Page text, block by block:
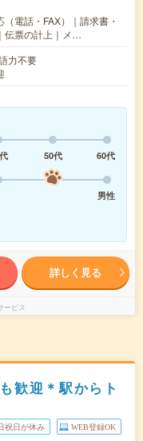
電話・FAX）｜請求書・
伝票の計上｜メ…
力不要
50代
60代
男性
詳しく見る
ービス
歓迎＊駅からト
祝日が休み WEB登録OK